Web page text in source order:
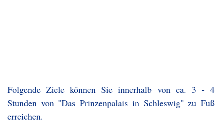
Folgende Ziele können Sie innerhalb von ca. 3 - 4
Stunden von "Das Prinzenpalais in Schleswig" zu Fuß
erreichen.